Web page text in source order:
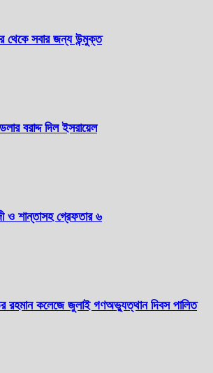
থেকে সবার জন্য উন্মুক্ত
বরাদ্দ দিল ইসরায়েল
ও শান্তাসহ গ্রেফতার ৬
রহমান কলেজে জুলাই গণঅভ্যুত্থান দিবস পালিত